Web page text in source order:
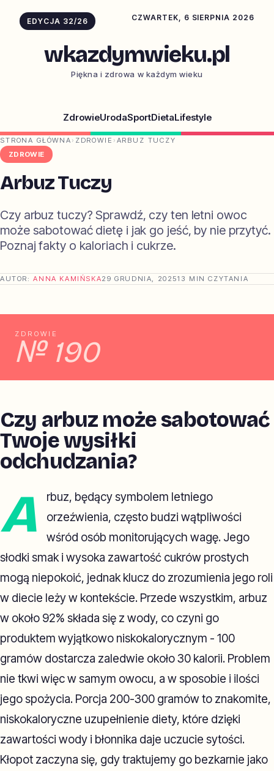
EDYCJA 32/26 CZWARTEK, 6 SIERPNIA 2026
wkazdymwieku.pl
Piękna i zdrowa w każdym wieku
ZdrowieUrodaSportDietaLifestyle
STRONA GŁÓWNA › ZDROWIE › ARBUZ TUCZY
ZDROWIE
Arbuz Tuczy
Czy arbuz tuczy? Sprawdź, czy ten letni owoc
może sabotować dietę i jak go jeść, by nie przytyć.
Poznaj fakty o kaloriach i cukrze.
AUTOR:ANNA KAMIŃSKA29 GRUDNIA, 202513 MIN CZYTANIA
ZDROWIE
№ 190
Czy arbuz może sabotować
Twoje wysiłki
odchudzania?
A
rbuz, będący symbolem letniego
orzeźwienia, często budzi wątpliwości
wśród osób monitorujących wagę. Jego
słodki smak i wysoka zawartość cukrów prostych
mogą niepokoić, jednak klucz do zrozumienia jego roli
w diecie leży w kontekście. Przede wszystkim, arbuz
w około 92% składa się z wody, co czyni go
produktem wyjątkowo niskokalorycznym - 100
gramów dostarcza zaledwie około 30 kalorii. Problem
nie tkwi więc w samym owocu, a w sposobie i ilości
jego spożycia. Porcja 200-300 gramów to znakomite,
niskokaloryczne uzupełnienie diety, które dzięki
zawartości wody i błonnika daje uczucie sytości.
Kłopot zaczyna się, gdy traktujemy go bezkarnie jako